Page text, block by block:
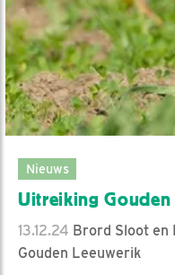
Nieuws
Uitreiking
13.12.24 Brord Sloot en
Gouden Leeuwerik